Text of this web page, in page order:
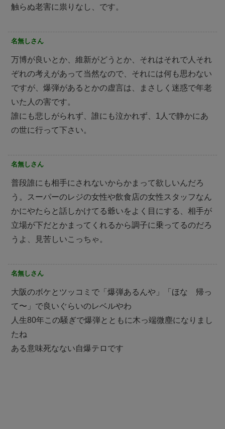
触らぬ老害に祟りなし、です。
名無しさん
万博が良いとか、維新がどうとか、それはそれで人それ
ぞれの考えがあって当然なので、それには何も思わない
ですが、爆弾があるとかの虚言は、まさしく迷惑で年老
いた人の害です。
誰にも悲しがられず、誰にも泣かれず、1人で静かにあ
の世に行って下さい。
名無しさん
普段誰にも相手にされないからかまって欲しいんだろ
う。スーパーのレジの女性や飲食店の女性スタッフなん
かにやたらと話しかけてる爺いをよく目にする、相手が
立場が下だとかまってくれるから調子に乗ってるのだろ
うよ、見苦しいこっちゃ。
名無しさん
大阪のボケとツッコミで「爆弾あるんや」「ほな 帰っ
て〜」で良いぐらいのレベルやわ
人生80年この騒ぎで爆弾とともに木っ端微塵になりまし
たね
ある意味死なない自爆テロです